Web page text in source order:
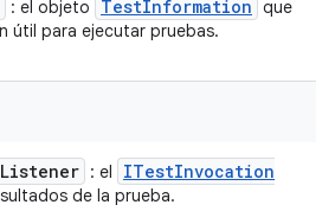
: el objeto TestInformation que
útil para ejecutar pruebas.
Listener : el ITestInvocation
de la prueba.